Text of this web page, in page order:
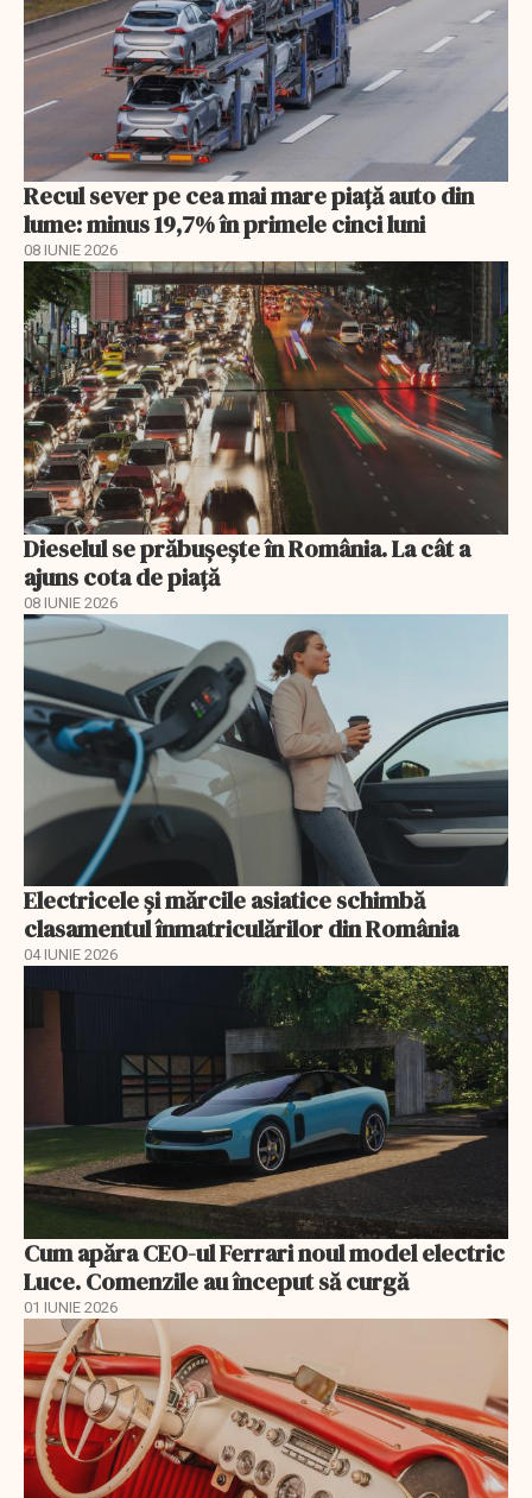
Recul sever pe cea mai mare piață auto din
lume: minus 19,7% în primele cinci luni
08 IUNIE 2026
Dieselul se prăbușește în România. La cât a
ajuns cota de piață
08 IUNIE 2026
Electricele și mărcile asiatice schimbă
clasamentul înmatriculărilor din România
04 IUNIE 2026
Cum apăra CEO-ul Ferrari noul model electric
Luce. Comenzile au început să curgă
01 IUNIE 2026